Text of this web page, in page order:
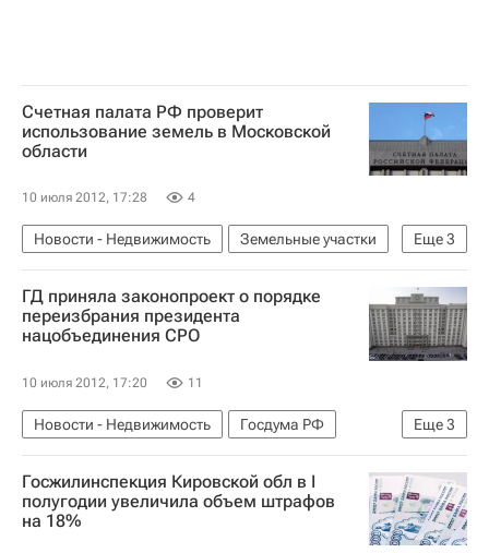
Счетная палата РФ проверит
использование земель в Московской
области
10 июля 2012, 17:28 4
Еще3
Новости - Недвижимость
Земельные участки
Счетная палата РФ
Московская область (Подмосковье)
Россия
ГД приняла законопроект о порядке
переизбрания президента
нацобъединения СРО
10 июля 2012, 17:20 11
Еще3
Новости - Недвижимость
Госдума РФ
Законодательство
Развитие СРО в России
Россия
Госжилинспекция Кировской обл в I
полугодии увеличила объем штрафов
на 18%